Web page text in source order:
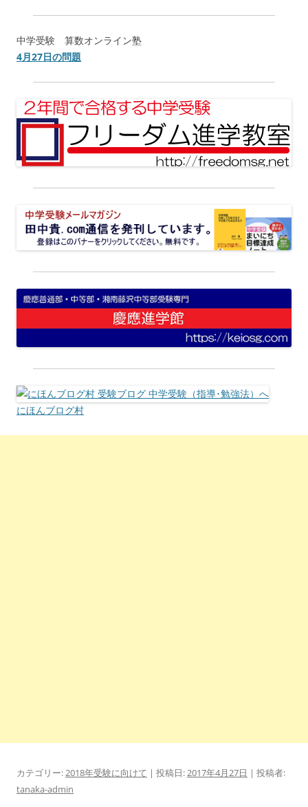
中学受験 算数オンライン塾
4月27日の問題
にほんブログ村
カテゴリー:2018年受験に向けて | 投稿日:2017年4月27日 | 投稿者:
tanaka-admin